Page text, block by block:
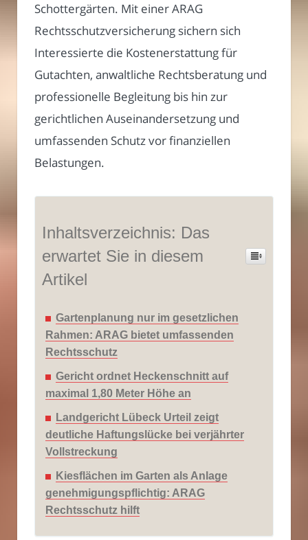
Schottergärten. Mit einer ARAG
Rechtsschutzversicherung sichern sich
Interessierte die Kostenerstattung für
Gutachten, anwaltliche Rechtsberatung und
professionelle Begleitung bis hin zur
gerichtlichen Auseinandersetzung und
umfassenden Schutz vor finanziellen
Belastungen.
Inhaltsverzeichnis: Das
erwartet Sie in diesem
Artikel
Gartenplanung nur im gesetzlichen
Rahmen: ARAG bietet umfassenden
Rechtsschutz
Gericht ordnet Heckenschnitt auf
maximal 1,80 Meter Höhe an
Landgericht Lübeck Urteil zeigt
deutliche Haftungslücke bei verjährter
Vollstreckung
Kiesflächen im Garten als Anlage
genehmigungspflichtig: ARAG
Rechtsschutz hilft